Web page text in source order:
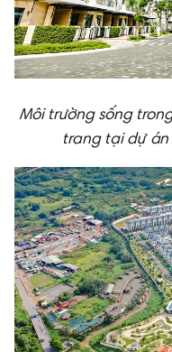
Môi trường sống
trang tại dự án